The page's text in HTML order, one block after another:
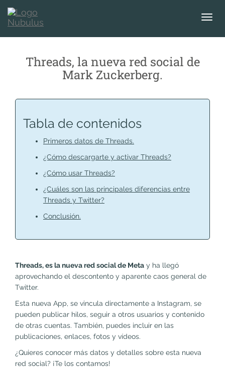
T
Threads, la nueva red social de
Mark Zuckerberg.
Tabla de contenidos
Primeros datos de Threads.
¿Cómo descargarte y activar Threads?
¿Cómo usar Threads?
¿Cuáles son las principales diferencias entre
Threads y Twitter?
Conclusión.
Threads, es la nueva red social de Meta y ha llegó
aprovechando el descontento y aparente caos general de
Twitter.
Esta nueva App, se vincula directamente a Instagram, se
pueden publicar hilos, seguir a otros usuarios y contenido
de otras cuentas. También, puedes incluir en las
publicaciones, enlaces, fotos y vídeos.
¿Quieres conocer más datos y detalles sobre esta nueva
red social? ¡Te los contamos!